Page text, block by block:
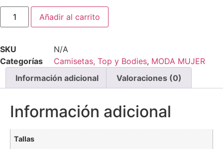
CAMISETA
MISS
cantidad
Añadir al carrito
SKU
N/A
Categorías
Camisetas, Top y Bodies, MODA MUJER
Información adicional
Valoraciones (0)
Información adicional
Tallas